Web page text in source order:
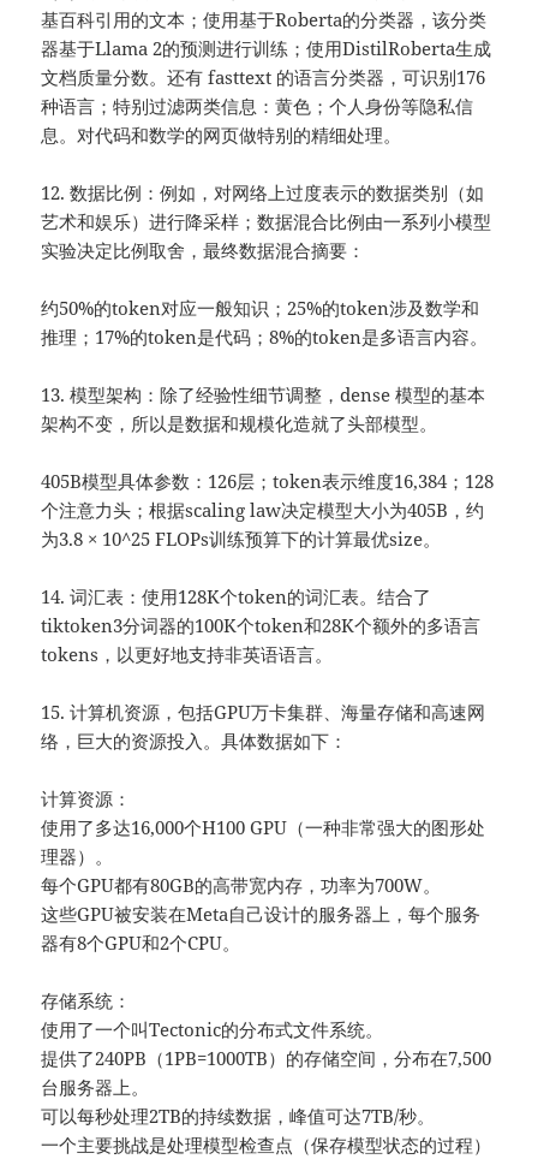
基百科引用的文本；使用基于Roberta的分类器，该分类
器基于Llama 2的预测进行训练；使用DistilRoberta生成
文档质量分数。还有 fasttext 的语言分类器，可识别176
种语言；特别过滤两类信息：黄色；个人身份等隐私信
息。对代码和数学的网页做特别的精细处理。
12. 数据比例：例如，对网络上过度表示的数据类别（如
艺术和娱乐）进行降采样；数据混合比例由一系列小模型
实验决定比例取舍，最终数据混合摘要：
约50%的token对应一般知识；25%的token涉及数学和
推理；17%的token是代码；8%的token是多语言内容。
13. 模型架构：除了经验性细节调整，dense 模型的基本
架构不变，所以是数据和规模化造就了头部模型。
405B模型具体参数：126层；token表示维度16,384；128
个注意力头；根据scaling law决定模型大小为405B，约
为3.8 × 10^25 FLOPs训练预算下的计算最优size。
14. 词汇表：使用128K个token的词汇表。结合了
tiktoken3分词器的100K个token和28K个额外的多语言
tokens，以更好地支持非英语语言。
15. 计算机资源，包括GPU万卡集群、海量存储和高速网
络，巨大的资源投入。具体数据如下：
计算资源：
使用了多达16,000个H100 GPU（一种非常强大的图形处
理器）。
每个GPU都有80GB的高带宽内存，功率为700W。
这些GPU被安装在Meta自己设计的服务器上，每个服务
器有8个GPU和2个CPU。
存储系统：
使用了一个叫Tectonic的分布式文件系统。
提供了240PB（1PB=1000TB）的存储空间，分布在7,500
台服务器上。
可以每秒处理2TB的持续数据，峰值可达7TB/秒。
一个主要挑战是处理模型检查点（保存模型状态的过程）